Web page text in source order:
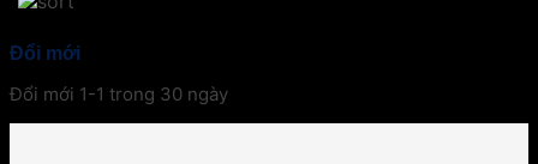
Đổi mới
Đổi mới 1-1 trong 30 ngày